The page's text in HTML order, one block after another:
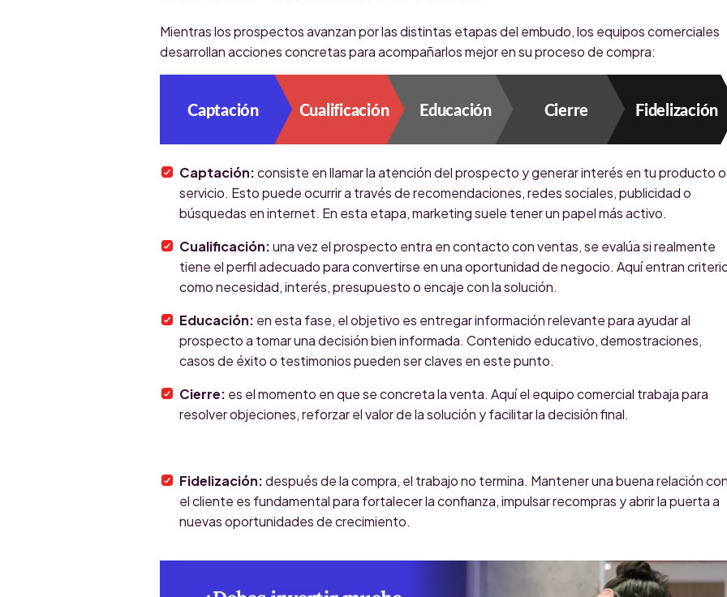
Mientras los prospectos avanzan por las distintas etapas del embudo, los equipos comerciales
desarrollan acciones concretas para acompañarlos mejor en su proceso de compra:
Captación:consiste en llamar la atención del prospecto y generar interés en tu producto o
servicio. Esto puede ocurrir a través de recomendaciones, redes sociales, publicidad o
búsquedas en internet. En esta etapa, marketing suele tener un papel más activo.
Cualificación:una vez el prospecto entra en contacto con ventas, se evalúa si realmente
tiene el perfil adecuado para convertirse en una oportunidad de negocio. Aquí entran
como necesidad, interés, presupuesto o encaje con la solución.
Educación: en esta fase, el objetivo es entregar información relevante para ayudar al
prospecto a tomar una decisión bien informada. Contenido educativo, demostraciones,
casos de éxito o testimonios pueden ser claves en este punto.
Cierre: es el momento en que se concreta la venta. Aquí el equipo comercial trabaja para
resolver objeciones, reforzar el valor de la solución y facilitar la decisión final.
Fidelización:después de la compra, el trabajo no termina. Mantener una buena relación
el cliente es fundamental para fortalecer la confianza, impulsar recompras y abrir la puerta a
nuevas oportunidades de crecimiento.